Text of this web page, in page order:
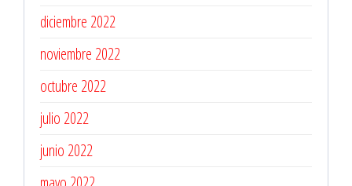
diciembre 2022
noviembre 2022
octubre 2022
julio 2022
junio 2022